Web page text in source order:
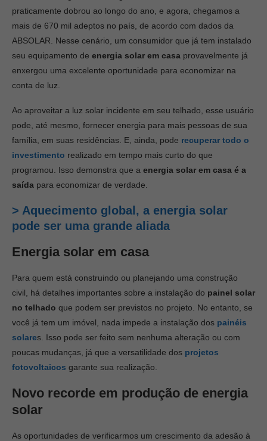
praticamente dobrou ao longo do ano, e agora, chegamos a
mais de 670 mil adeptos no país, de acordo com dados da
ABSOLAR. Nesse cenário, um consumidor que já tem instalado
seu equipamento de energia solar em casa provavelmente já
enxergou uma excelente oportunidade para economizar na
conta de luz.
Ao aproveitar a luz solar incidente em seu telhado, esse usuário
pode, até mesmo, fornecer energia para mais pessoas de sua
família, em suas residências. E, ainda, pode recuperar todo o
investimento realizado em tempo mais curto do que
programou. Isso demonstra que a energia solar em casa é a
saída para economizar de verdade.
> Aquecimento global, a energia solar
pode ser uma grande aliada
Energia solar em casa
Para quem está construindo ou planejando uma construção
civil, há detalhes importantes sobre a instalação do painel solar
no telhado que podem ser previstos no projeto. No entanto, se
você já tem um imóvel, nada impede a instalação dos painéis
solares. Isso pode ser feito sem nenhuma alteração ou com
poucas mudanças, já que a versatilidade dos projetos
fotovoltaicos garante sua realização.
Novo recorde em produção de energia
solar
As oportunidades de verificarmos um crescimento da adesão à